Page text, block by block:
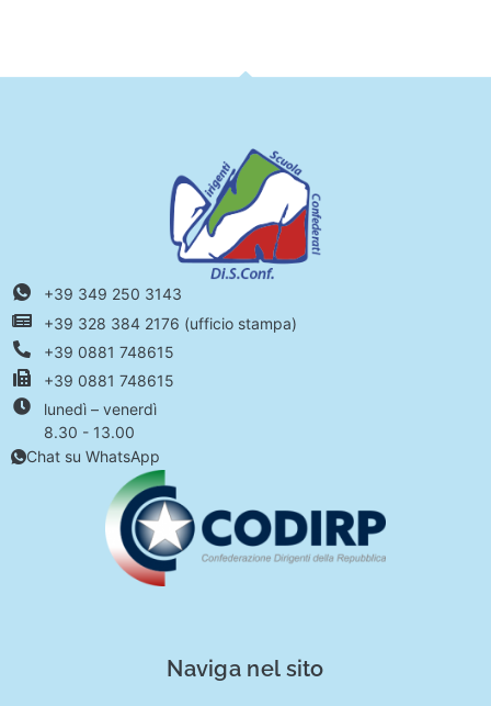
+39 349 250 3143
+39 328 384 2176 (ufficio stampa)
+39 0881 748615
+39 0881 748615
lunedì – venerdì
8.30 - 13.00
Chat su WhatsApp
Naviga nel sito